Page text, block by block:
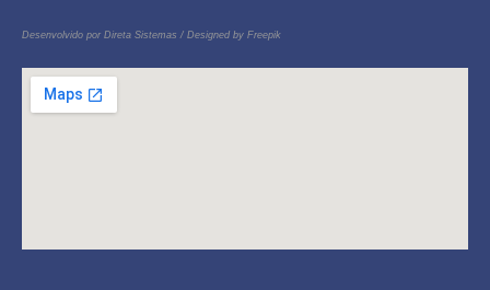
Desenvolvido por Direta Sistemas / Designed by Freepik